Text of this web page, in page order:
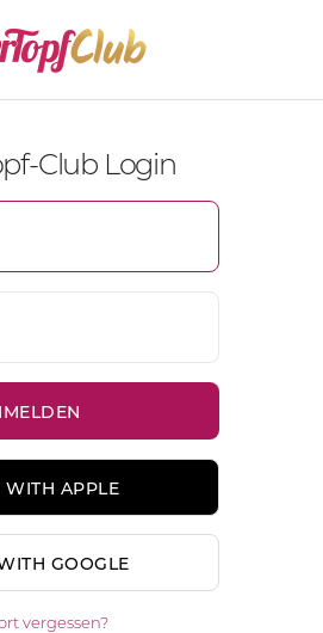
Club Login
WITH APPLE
GOOGLE
vergessen?